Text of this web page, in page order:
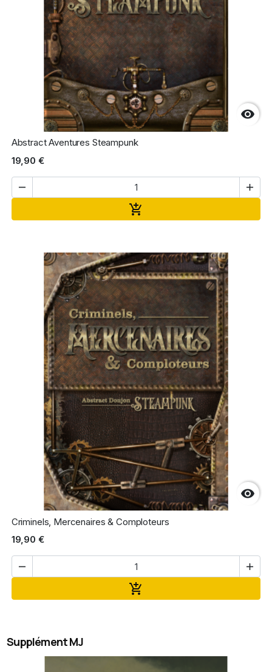

Abstract Aventures Steampunk
19,90 €
 


Criminels, Mercenaires & Comploteurs
19,90 €
 

Supplément MJ